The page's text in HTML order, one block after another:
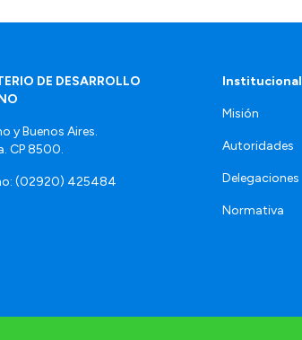
DE DESARROLLO
y Buenos Aires.
CP 8500.
(02920) 425484
Institucional
Misión
Autoridades
Delegaciones
Normativa